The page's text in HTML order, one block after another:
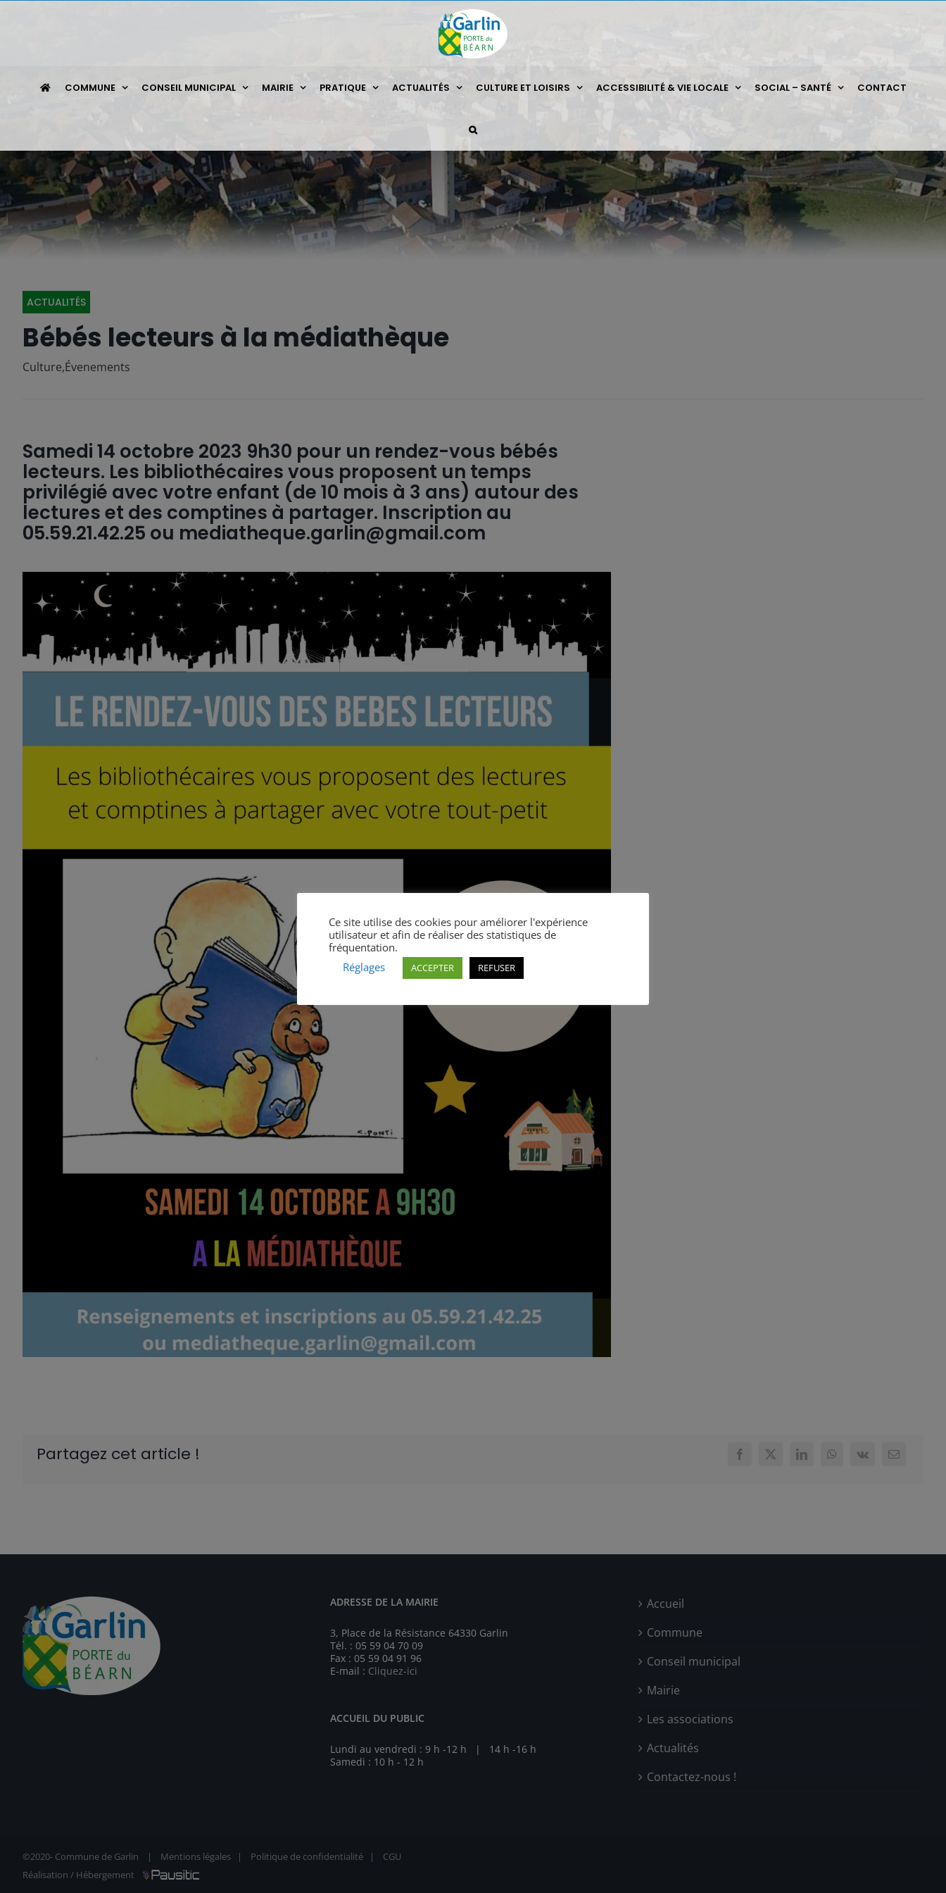
COMMUNE CONSEIL MUNICIPAL MAIRIE PRATIQUE ACTUALITÉS CULTURE ET LOISIRS ACCESSIBILITÉ & VIE LOCALE SOCIAL – SANTÉ CONTACT
ACTUALITÉS
Bébés lecteurs à la médiathèque
Culture,Évenements
Samedi 14 octobre 2023 9h30 pour un rendez-vous bébés
lecteurs. Les bibliothécaires vous proposent un temps
privilégié avec votre enfant (de 10 mois à 3 ans) autour des
lectures et des comptines à partager. Inscription au
05.59.21.42.25 ou mediatheque.garlin@gmail.com
Partagez cet article !
ADRESSE DE LA MAIRIE
3, Place de la Résistance 64330 Garlin
Tél. : 05 59 04 70 09
Fax : 05 59 04 91 96
E-mail : Cliquez-ici
ACCUEIL DU PUBLIC
Lundi au vendredi : 9 h -12 h | 14 h -16 h
Samedi : 10 h - 12 h
Accueil
Commune
Conseil municipal
Mairie
Les associations
Actualités
Contactez-nous !
©2020- Commune de Garlin | Mentions légales | Politique de confidentialité | CGU
Réalisation / Hébergement
Ce site utilise des cookies pour améliorer l'expérience
utilisateur et afin de réaliser des statistiques de
fréquentation.
Réglages
ACCEPTER REFUSER